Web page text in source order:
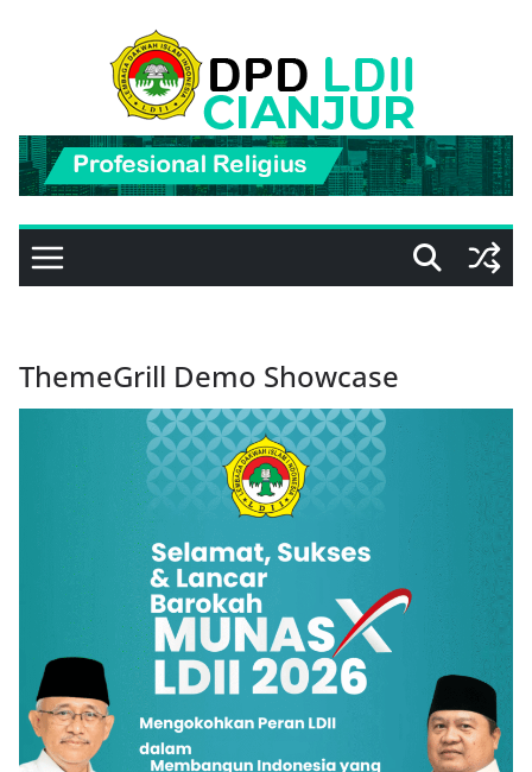
ThemeGrill Demo Showcase